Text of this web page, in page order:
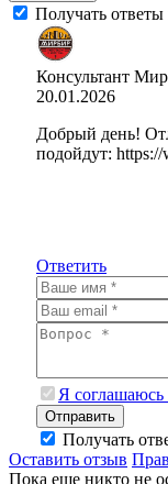
Получать ответы
Консультант
20.01.2026
Добрый день!
подойдут: https://
Ответить
Я
Отправить
Получать
Оставить отзыв
Пока еще никто не